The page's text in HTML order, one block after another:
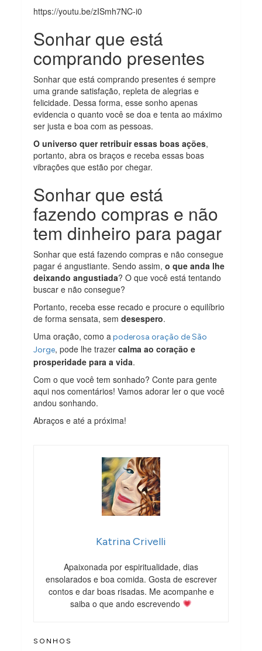
https://youtu.be/zISmh7NC-i0
Sonhar que está
comprando presentes
Sonhar que está comprando presentes é sempre
uma grande satisfação, repleta de alegrias e
felicidade. Dessa forma, esse sonho apenas
evidencia o quanto você se doa e tenta ao máximo
ser justa e boa com as pessoas.
O universo quer retribuir essas boas ações,
portanto, abra os braços e receba essas boas
vibrações que estão por chegar.
Sonhar que está
fazendo compras e não
tem dinheiro para pagar
Sonhar que está fazendo compras e não consegue
pagar é angustiante. Sendo assim,o que anda lhe
deixando angustiada? O que você está tentando
buscar e não consegue?
Portanto, receba esse recado e procure o equilíbrio
de forma sensata, semdesespero.
Uma oração, como a poderosa oração de São
Jorge, pode lhe trazercalma ao coração e
prosperidade para a vida.
Com o que você tem sonhado? Conte para gente
aqui nos comentários! Vamos adorar ler o que você
andou sonhando.
Abraços e até a próxima!
Katrina Crivelli
Apaixonada por espiritualidade, dias
ensolarados e boa comida. Gosta de escrever
contos e dar boas risadas. Me acompanhe e
saiba o que ando escrevendo
SONHOS